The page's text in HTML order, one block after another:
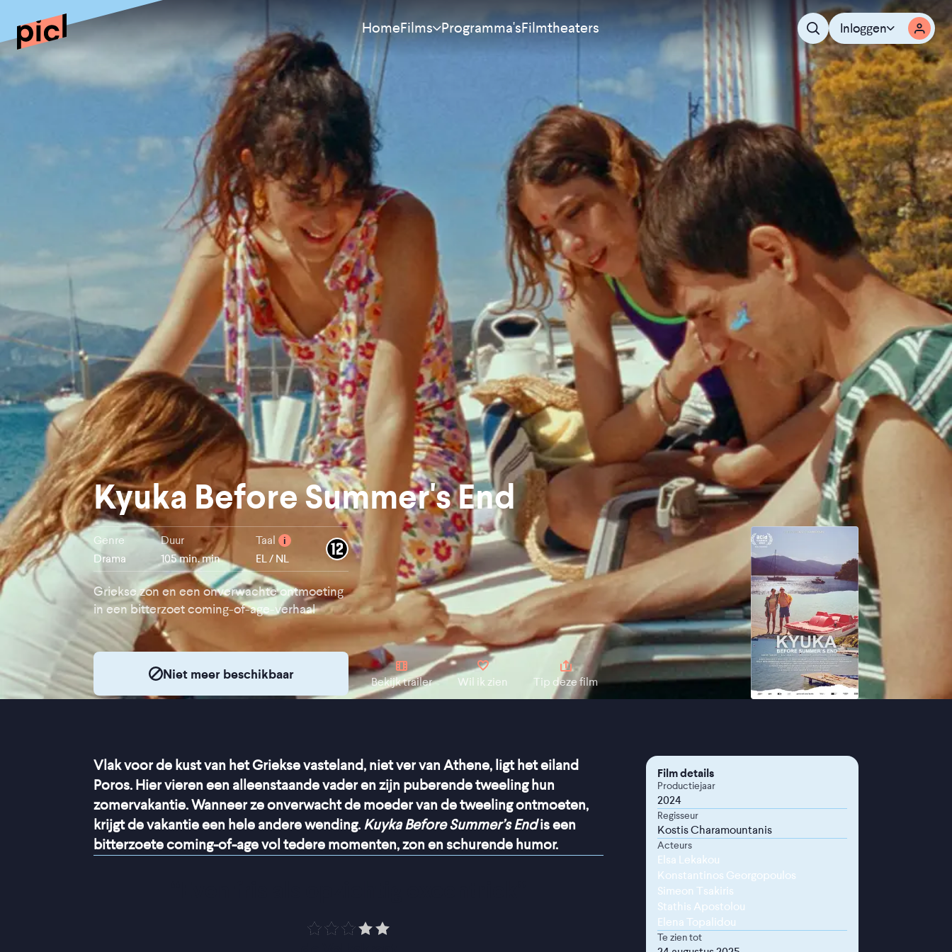
HomeFilms
Meest bekeken
Aanraders
Binnenkort
Programma'sFilmtheaters Inloggen
Kyuka Before Summer's End
Genre
Drama
Duur
105 min. min
Taal i
EL / NL
Griekse zon en een onverwachte ontmoeting
in een bitterzoet coming-of-age-verhaal
Niet meer beschikbaar
Bekijk trailer Wil ik zien Tip deze film
Vlak voor de kust van het Griekse vasteland, niet ver van Athene, ligt het eiland
Poros. Hier vieren een alleenstaande vader en zijn puberende tweeling hun
zomervakantie. Wanneer ze onverwacht de moeder van de tweeling ontmoeten,
krijgt de vakantie een hele andere wending. Kuyka Before Summer’s Endis een
bitterzoete coming-of-age vol tedere momenten, zon en schurende humor.
Film details
Productiejaar
2024
Regisseur
Kostis Charamountanis
Acteurs
Elsa Lekakou
Konstantinos Georgopoulos
Simeon Tsakiris
Stathis Apostolou
Elena Topalidou
Te zien tot